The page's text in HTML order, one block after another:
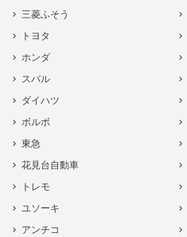
三菱ふそう
トヨタ
ホンダ
スバル
ダイハツ
ボルボ
東急
花見台自動車
トレモ
ユソーキ
アンチコ